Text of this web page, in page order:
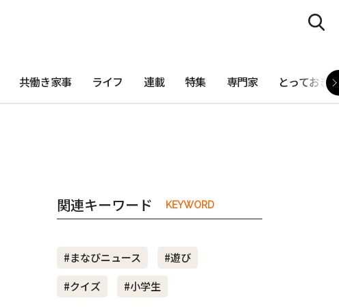
共働き家事 ライフ 連載 特集 専門家 とっておき
関連キーワード KEYWORD
#まなびニュース
#遊び
#クイズ
#小学生